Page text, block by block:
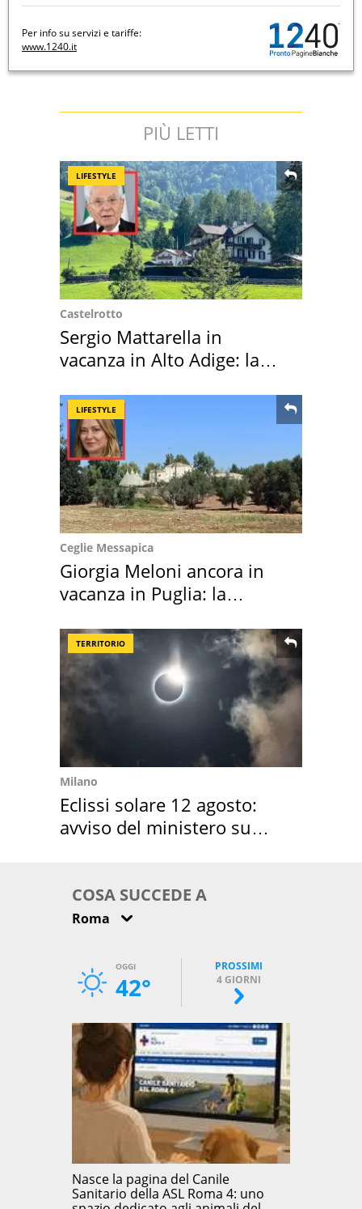
Per info su servizi e tariffe:
www.1240.it
PIÙ LETTI
LIFESTYLE
Castelrotto
Sergio Mattarella in
vacanza in Alto Adige: la
LIFESTYLE
Ceglie Messapica
Giorgia Meloni ancora in
vacanza in Puglia: la
TERRITORIO
Milano
Eclissi solare 12 agosto:
avviso del ministero su